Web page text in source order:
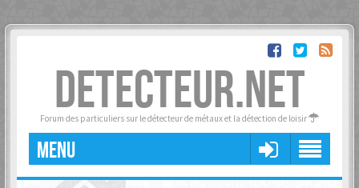
DETECTEUR.NET
Forum des particuliers sur le détecteur de métaux et la détection de loisir
MENU